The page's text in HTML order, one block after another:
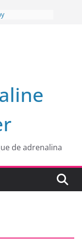
Excelente
!!
RÍO EL
de adrenalina